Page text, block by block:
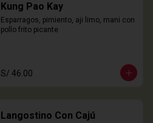
Kung Pao Kay
Esparragos, pimiento, aji limo, mani con
pollo frito picante
S/ 46.00
Langostino Con Cajú